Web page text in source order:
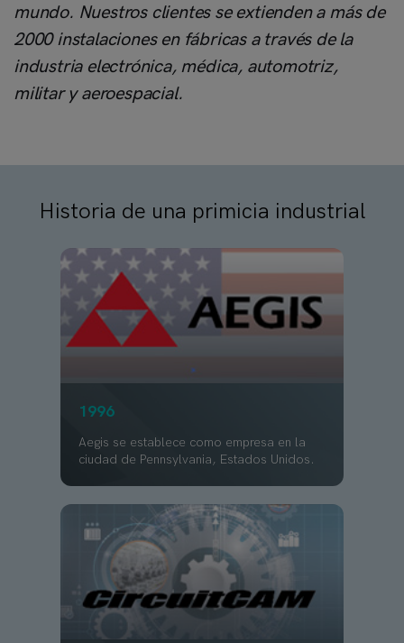
mundo. Nuestros clientes se extienden a más de
2000 instalaciones en fábricas a través de la
industria electrónica, médica, automotriz,
militar y aeroespacial.
Historia de una primicia industrial
1996
Aegis se establece como empresa en la
ciudad de Pennsylvania, Estados Unidos.